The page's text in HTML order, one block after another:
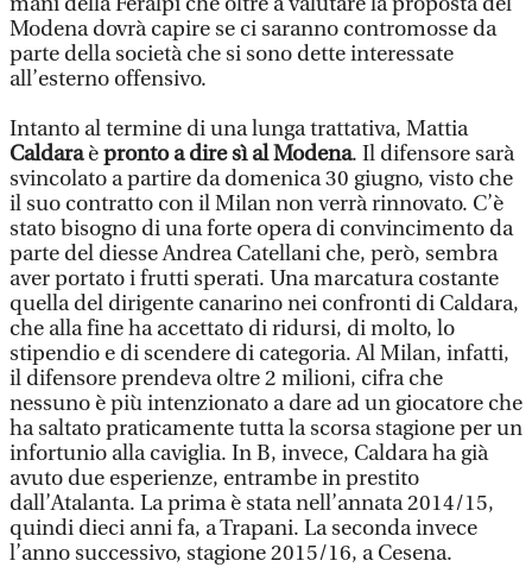
Modena dovrà capire se ci saranno contromosse da
parte della società che si sono dette interessate
all’esterno offensivo.
Intanto al termine di una lunga trattativa, Mattia
Caldaraèpronto a dire sì al Modena. Il difensore sarà
svincolato a partire da domenica 30 giugno, visto che
il suo contratto con il Milan non verrà rinnovato. C’è
stato bisogno di una forte opera di convincimento da
parte del diesse Andrea Catellani che, però, sembra
aver portato i frutti sperati. Una marcatura costante
quella del dirigente canarino nei confronti di Caldara,
che alla fine ha accettato di ridursi, di molto, lo
stipendio e di scendere di categoria. Al Milan, infatti,
il difensore prendeva oltre 2 milioni, cifra che
nessuno è più intenzionato a dare ad un giocatore che
ha saltato praticamente tutta la scorsa stagione per un
infortunio alla caviglia. In B, invece, Caldara ha già
avuto due esperienze, entrambe in prestito
dall’Atalanta. La prima è stata nell’annata 2014/15,
quindi dieci anni fa, a Trapani. La seconda invece
l’anno successivo, stagione 2015/16, a Cesena.